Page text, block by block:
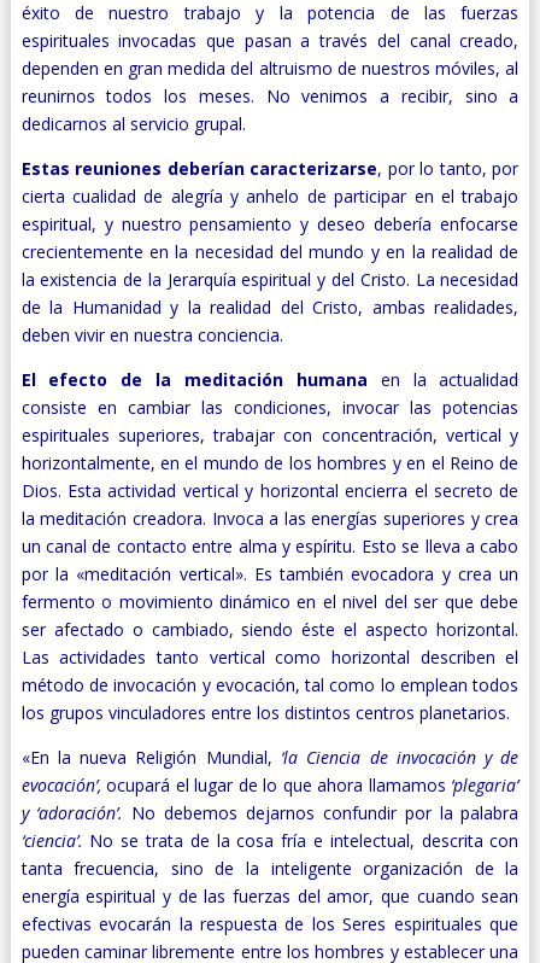
éxito de nuestro trabajo y la potencia de las fuerzas
espirituales invocadas que pasan a través del canal creado,
dependen en gran medida del altruismo de nuestros móviles, al
reunirnos todos los meses. No venimos a recibir, sino a
dedicarnos al servicio grupal.
Estas reuniones deberían caracterizarse, por lo tanto, por
cierta cualidad de alegría y anhelo de participar en el trabajo
espiritual, y nuestro pensamiento y deseo debería enfocarse
crecientemente en la necesidad del mundo y en la realidad de
la existencia de la Jerarquía espiritual y del Cristo. La necesidad
de la Humanidad y la realidad del Cristo, ambas realidades,
deben vivir en nuestra conciencia.
El efecto de la meditación humana en la actualidad
consiste en cambiar las condiciones, invocar las potencias
espirituales superiores, trabajar con concentración, vertical y
horizontalmente, en el mundo de los hombres y en el Reino de
Dios. Esta actividad vertical y horizontal encierra el secreto de
la meditación creadora. Invoca a las energías superiores y crea
un canal de contacto entre alma y espíritu. Esto se lleva a cabo
por la «meditación vertical». Es también evocadora y crea un
fermento o movimiento dinámico en el nivel del ser que debe
ser afectado o cambiado, siendo éste el aspecto horizontal.
Las actividades tanto vertical como horizontal describen el
método de invocación y evocación, tal como lo emplean todos
los grupos vinculadores entre los distintos centros planetarios.
«En la nueva Religión Mundial, ‘la Ciencia de invocación y de
evocación’, ocupará el lugar de lo que ahora llamamos ‘plegaria’
y ‘adoración’. No debemos dejarnos confundir por la palabra
‘ciencia’. No se trata de la cosa fría e intelectual, descrita con
tanta frecuencia, sino de la inteligente organización de la
energía espiritual y de las fuerzas del amor, que cuando sean
efectivas evocarán la respuesta de los Seres espirituales que
pueden caminar libremente entre los hombres y establecer una